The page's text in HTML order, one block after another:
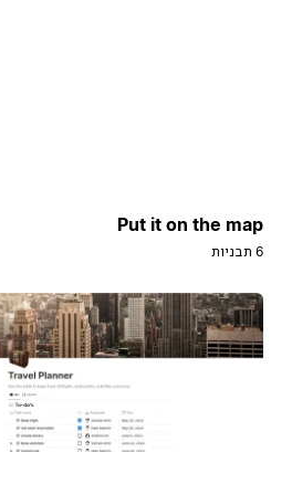
Put it on the map
6 תבניות